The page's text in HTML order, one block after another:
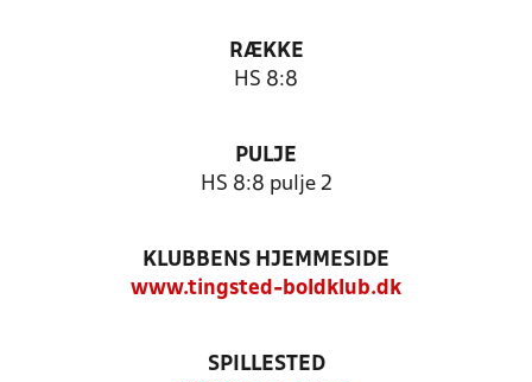
RÆKKE
HS 8:8
PULJE
HS 8:8 pulje 2
KLUBBENS HJEMMESIDE
www.tingsted-boldklub.dk
SPILLESTED